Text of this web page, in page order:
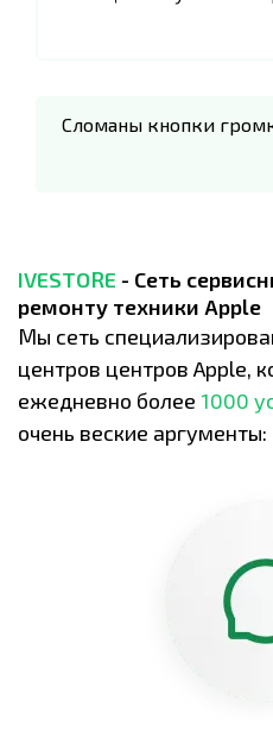
Сломаны кнопки
IVESTORE - Сеть
ремонту техники Apple
Мы сеть
центров центров Apple,
ежедневно более 1000
очень веские аргументы: